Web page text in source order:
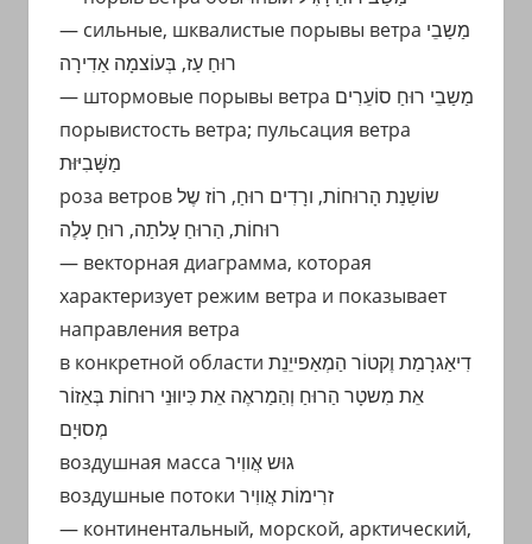
— сильные, шквалистые порывы ветра מַשַבֵי
רוּחַ עַז, בְּעוֹצמָה אַדִירָה
— штормовые порывы ветра מַשַבֵי רוּחַ סוֹעֵרִים
порывистость ветра; пульсация ветра
מַשָּׁבִיּוּת
роза ветров שוֹשַנַת הָרוּחוֹת, ורָדִים רוּחַ, רוֹז שֶל
רוּחוֹת, הַרוּחַ עָלתַה, רוּחַ עָלֶה
— векторная диаграмма, которая
характеризует режим ветра и показывает
направления ветра
в конкретной области דִיאַגרָמַת וֶקטוֹר הַמְאַפייֵנֵת
אֵת מִשטָר הַרוּחַ וְהַמַראֶה אֵת כִּיווּנֵי רוּחוֹת בְּאֵזוֹר
מְסוּיָם
воздушная масса גוּש אֲווִיר
воздушные потоки זרִימוֹת אֲווִיר
— континентальный, морской, арктический,